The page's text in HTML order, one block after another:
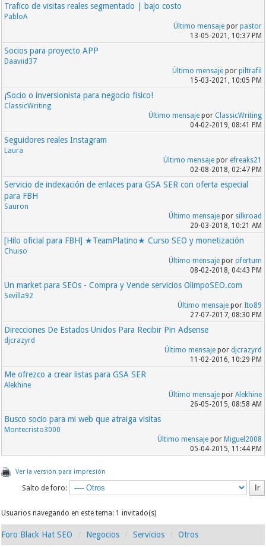
Trafico de visitas reales segmentado | bajo costo
PabloA
Último mensajepor pastor
13-05-2021, 10:37 PM
Socios para proyecto APP
Daaviid37
Último mensajepor piltrafil
15-03-2021, 10:05 PM
¡Socio o inversionista para negocio fisico!
ClassicWriting
Último mensajepor ClassicWriting
04-02-2019, 08:41 PM
Seguidores reales Instagram
Laura
Último mensajepor efreaks21
02-08-2018, 02:47 PM
Servicio de indexación de enlaces para GSA SER con oferta especial
para FBH
Sauron
Último mensajepor silkroad
20-03-2018, 10:21 AM
[Hilo oficial para FBH] ★TeamPlatino★ Curso SEO y monetización
Chuiso
Último mensajepor ofertum
08-02-2018, 04:43 PM
Un market para SEOs - Compra y Vende servicios OlimpoSEO.com
Sevilla92
Último mensajepor Ito89
27-07-2017, 08:30 PM
Direcciones De Estados Unidos Para Recibir Pin Adsense
djcrazyrd
Último mensajepor djcrazyrd
11-02-2016, 10:29 PM
Me ofrezco a crear listas para GSA SER
Alekhine
Último mensajepor Alekhine
26-05-2015, 08:58 AM
Busco socio para mi web que atraiga visitas
Montecristo3000
Último mensajepor Miguel2008
05-04-2015, 11:44 PM
Ver la versión para impresión
Salto de foro:
Usuarios navegando en este tema: 1 invitado(s)
Foro Black Hat SEO Negocios Servicios Otros